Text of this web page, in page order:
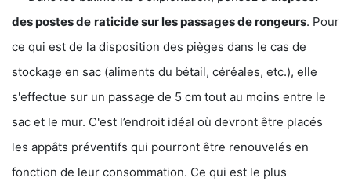
des postes de raticide sur les passages de rongeurs. Pour
ce qui est de la disposition des pièges dans le cas de
stockage en sac (aliments du bétail, céréales, etc.), elle
s'effectue sur un passage de 5 cm tout au moins entre le
sac et le mur. C'est l’endroit idéal où devront être placés
les appâts préventifs qui pourront être renouvelés en
fonction de leur consommation. Ce qui est le plus